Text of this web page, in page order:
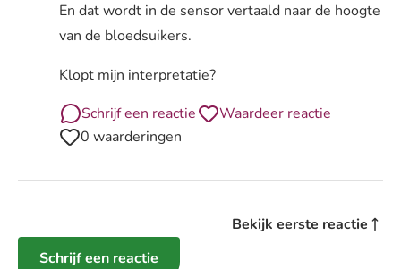
En dat wordt in de sensor vertaald naar de hoogte
van de bloedsuikers.
Klopt mijn interpretatie?
Schrijf een reactie
Waardeer reactie
0 waarderingen
Bekijk eerste reactie
Schrijf een reactie